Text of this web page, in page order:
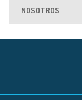
NOSOTROS